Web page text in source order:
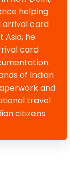
helping
arrival card
Asia, he
card
of Indian
and
travel
citizens.